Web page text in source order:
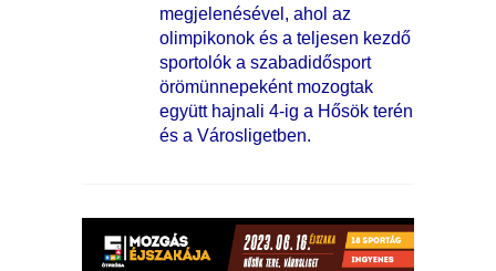
megjelenésével, ahol az
olimpikonok és a teljesen kezdő
sportolók a szabadidősport
örömünnepeként mozogtak
együtt hajnali 4-ig a Hősök terén
és a Városligetben.